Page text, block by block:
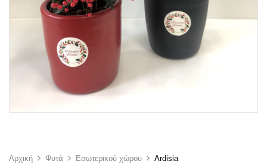
Αρχική Φυτά Εσωτερικού χώρου Ardisia